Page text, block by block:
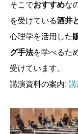
そこでおすすめな
を受けている酒井
心理学を活用した
グ手法を学べるた
受けています。
講演資料の案内: 講